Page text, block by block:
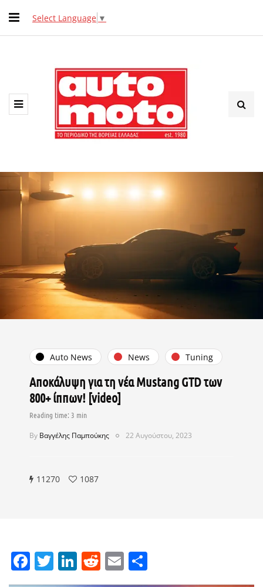
Select Language ▼
Auto News News Tuning
Αποκάλυψη για τη νέα Mustang GTD των
800+ ίππων! [video]
By Βαγγέλης Παμπούκης 22 Αυγούστου, 2023
11270 1087
Facebook
Twitter
LinkedIn
Reddit
Email